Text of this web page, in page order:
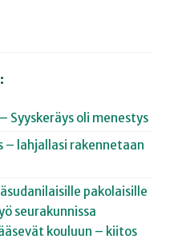
Syyskeräys oli menestys
– lahjallasi rakennetaan
pakolaisille
seurakunnissa
kouluun – kiitos